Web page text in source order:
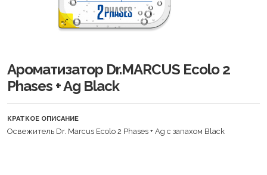
Ароматизатор Dr.MARCUS Ecolo 2
Phases + Ag Black
КРАТКОЕ ОПИСАНИЕ
Освежитель Dr. Marcus Ecolo 2 Phases + Ag с запахом Black